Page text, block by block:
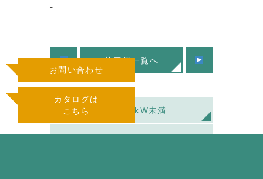
お問い合わせ
カタログは
こちら
-
施工例一覧へ
住宅用10kW未満
低圧50kW未満